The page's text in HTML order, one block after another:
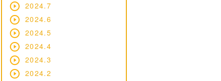
2024.7
2024.6
2024.5
2024.4
2024.3
2024.2